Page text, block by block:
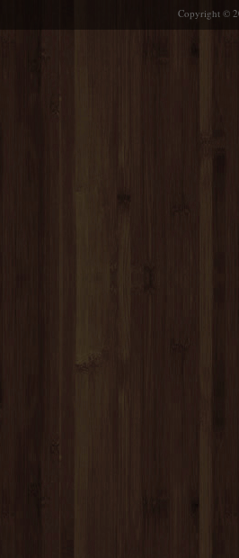
Copyright ©